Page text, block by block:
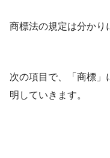
商標法の規定は分かり
次の項目で、「商標」
明していきます。